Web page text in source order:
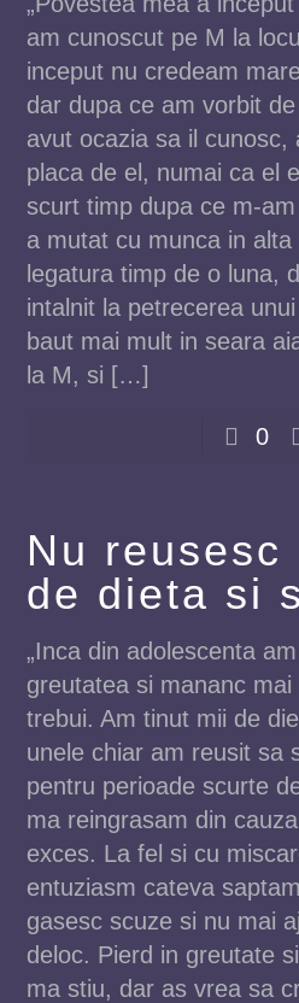
am cunoscut pe M la
inceput nu credeam
dar dupa ce am vorbit
avut ocazia sa il cunosc,
placa de el, numai ca el
scurt timp dupa ce m-
a mutat cu munca in
legatura timp de o luna,
intalnit la petrecerea
baut mai mult in seara
la M, si […]
0
Nu reusesc
de dieta si
„Inca din adolescenta
greutatea si mananc
trebui. Am tinut mii de
unele chiar am reusit sa
pentru perioade scurte
ma reingrasam din
exces. La fel si cu
entuziasm cateva
gasesc scuze si nu mai
deloc. Pierd in greutate
ma stiu, dar as vrea sa